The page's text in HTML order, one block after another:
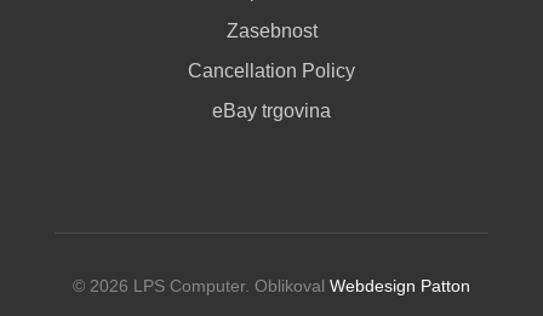
Zasebnost
Cancellation Policy
eBay trgovina
© 2026 LPS Computer. Oblikoval Webdesign Patton